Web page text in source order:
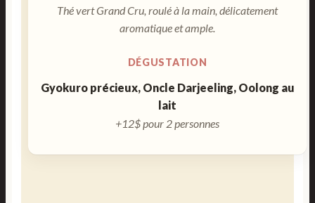
Thé vert Grand Cru, roulé à la main, délicatement
aromatique et ample.
DÉGUSTATION
Gyokuro précieux, Oncle Darjeeling, Oolong au
lait
+12$ pour 2 personnes